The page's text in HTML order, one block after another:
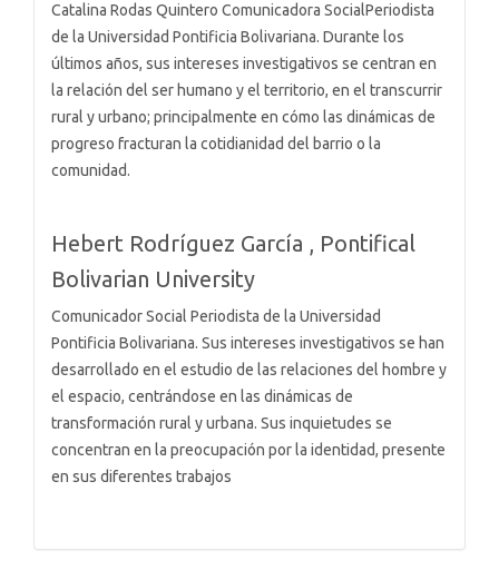
Catalina Rodas Quintero Comunicadora SocialPeriodista
de la Universidad Pontificia Bolivariana. Durante los
últimos años, sus intereses investigativos se centran en
la relación del ser humano y el territorio, en el transcurrir
rural y urbano; principalmente en cómo las dinámicas de
progreso fracturan la cotidianidad del barrio o la
comunidad.
Hebert Rodríguez García , Pontifical
Bolivarian University
Comunicador Social Periodista de la Universidad
Pontificia Bolivariana. Sus intereses investigativos se han
desarrollado en el estudio de las relaciones del hombre y
el espacio, centrándose en las dinámicas de
transformación rural y urbana. Sus inquietudes se
concentran en la preocupación por la identidad, presente
en sus diferentes trabajos